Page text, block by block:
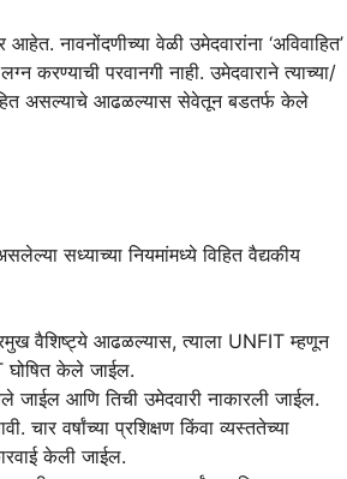
नावनोंदणीच्या वेळी उमेदवारांना ‘अविवाहित’
करण्याची परवानगी नाही. उमेदवाराने त्याच्या/
असल्याचे आढळल्यास सेवेतून बडतर्फ केले
सध्याच्या नियमांमध्ये विहित वैद्यकीय
प्रमुख वैशिष्ट्ये आढळल्यास, त्याला UNFIT म्हणून
घोषित केले जाईल.
जाईल आणि तिची उमेदवारी नाकारली जाईल.
चार वर्षांच्या प्रशिक्षण किंवा व्यस्ततेच्या
केली जाईल.